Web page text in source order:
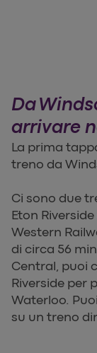
Da
arrivare
La prima
treno da
Ci sono due
Eton
Western
di circa 56
Central, puoi
Riverside per
Waterloo.
su un treno